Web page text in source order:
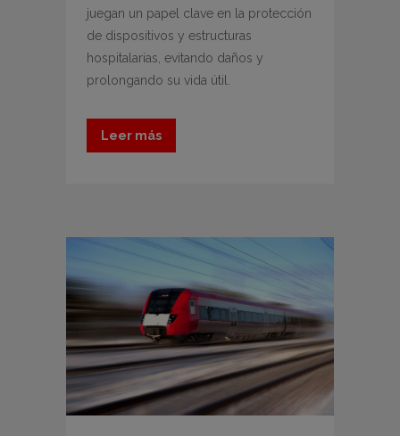
juegan un papel clave en la protección
de dispositivos y estructuras
hospitalarias, evitando daños y
prolongando su vida útil.
Leer más